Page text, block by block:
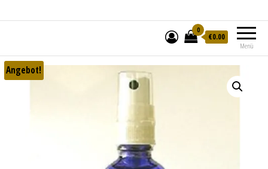
Menü
0
€0.00
Angebot!